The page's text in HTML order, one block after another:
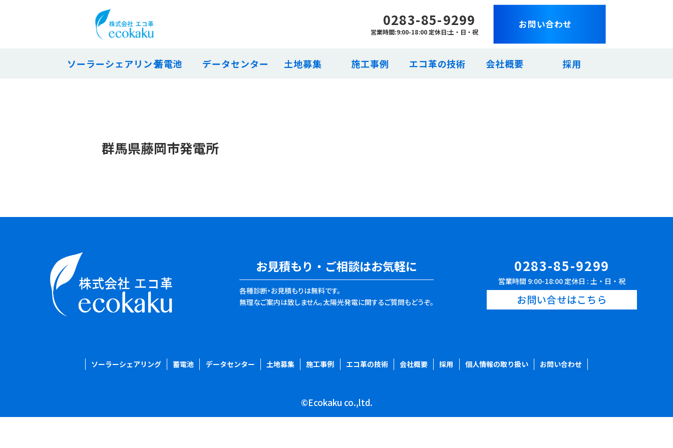
0283-85-9299
営業時間:9:00-18:00 定休日:土・日・祝
お問い合わせ
ソーラーシェアリング蓄電池 データセンター 土地募集 施工事例 エコ革の技術 会社概要 採用
群馬県藤岡市発電所
お見積もり・ご相談はお気軽に
各種診断・お見積もりは無料です。
無理なご案内は致しません。太陽光発電に関するご質問もどうぞ。
0283-85-9299
営業時間 9:00-18:00 定休日 : 土・日・祝
お問い合せはこちら
ソーラーシェアリング 蓄電池 データセンター 土地募集 施工事例 エコ革の技術 会社概要 採用 個人情報の取り扱い お問い合わせ
©Ecokaku co.,ltd.